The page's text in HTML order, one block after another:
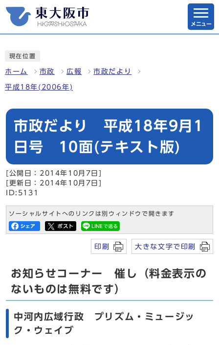
メニュー
現在位置
ホーム 市政 広報 市政だより
平成18年(2006年)
市政だより 平成18年9月1
日号 10面(テキスト版)
[公開日：2014年10月7日]
[更新日：2014年10月7日]
ID:5131
ソーシャルサイトへのリンクは別ウィンドウで開きます
印刷 大きな文字で印刷
お知らせコーナー 催し（料金表示の
ないものは無料です）
中河内広域行政 プリズム・ミュージッ
ク・ウェイブ